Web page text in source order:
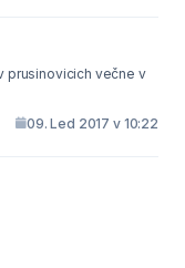
prusinovicich večne v
09. Led 2017 v 10:22